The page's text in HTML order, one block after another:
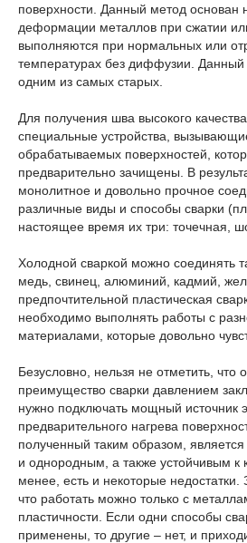
поверхности. Данный метод основан
деформации металлов при сжатии
выполняются при нормальных или
температурах без диффузии. Данный
одним из самых старых.
Для получения шва высокого
специальные устройства,
обрабатываемых поверхностей,
предварительно зачищены. В
монолитное и довольно прочное
различные виды и способы сварки
настоящее время их три: точечная,
Холодной сваркой можно соединять
медь, свинец, алюминий, кадмий,
предпочтительной пластическая
необходимо выполнять работы с
материалами, которые довольно
Безусловно, нельзя не отметить, что
преимущество сварки давлением
нужно подключать мощный источник
предварительного нагрева
полученный таким образом,
и однородным, а также устойчивым к
менее, есть и некоторые недостатки.
что работать можно только с
пластичности. Если одни способы
применены, то другие – нет, и